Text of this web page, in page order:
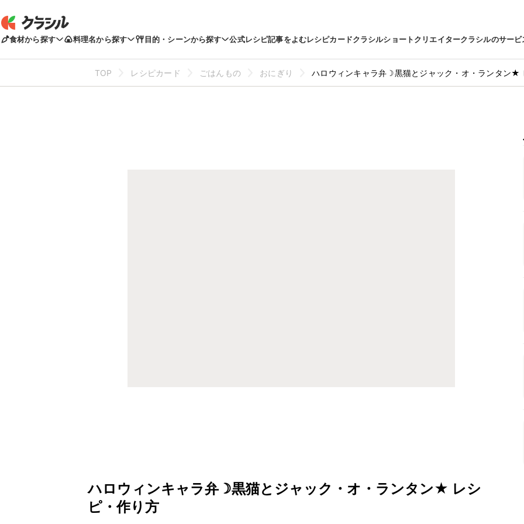
食材から探す 料理名から探す 目的・シーンから探す 公式レシピ記事をよむレシピカードクラシルショートクリエイタークラシルのサービ
TOP レシピカード ごはんもの おにぎり ハロウィンキャラ弁☽黒猫とジャック・オ・ランタン★
ハロウィンキャラ弁☽黒猫とジャック・オ・ランタン★ レシ
ピ・作り方